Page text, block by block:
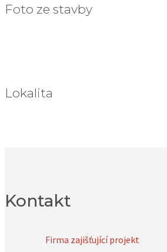
Foto ze stavby
Lokalita
Kontakt
Firma zajišťující projekt